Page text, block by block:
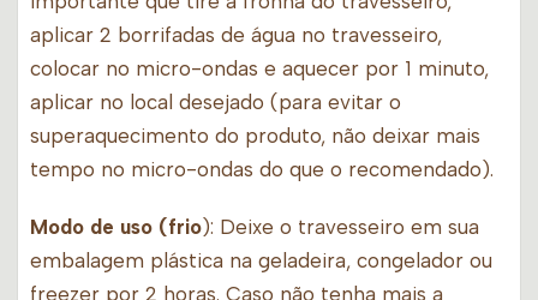
aplicar 2 borrifadas de água no travesseiro,
colocar no micro-ondas e aquecer por 1 minuto,
aplicar no local desejado (para evitar o
superaquecimento do produto, não deixar mais
tempo no micro-ondas do que o recomendado).
Modo de uso (frio): Deixe o travesseiro em sua
embalagem plástica na geladeira, congelador ou
freezer por 2 horas. Caso não tenha mais a